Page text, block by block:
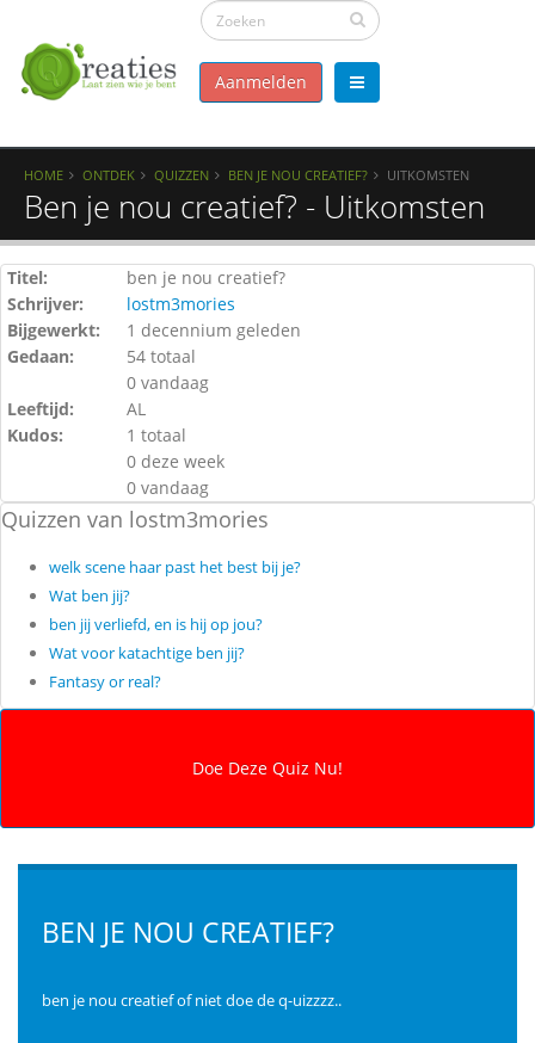
Aanmelden
HOME ONTDEK QUIZZEN BEN JE NOU CREATIEF? UITKOMSTEN
Ben je nou creatief? - Uitkomsten
Titel:
ben je nou creatief?
Schrijver:
lostm3mories
Bijgewerkt:
1 decennium geleden
Gedaan:
54 totaal
0 vandaag
Leeftijd:
AL
Kudos:
1 totaal
0 deze week
0 vandaag
Quizzen van lostm3mories
welk scene haar past het best bij je?
Wat ben jij?
ben jij verliefd, en is hij op jou?
Wat voor katachtige ben jij?
Fantasy or real?
BEN JE NOU CREATIEF?
ben je nou creatief of niet doe de q-uizzzz..